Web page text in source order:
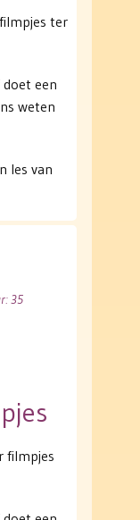
ter
een
weten
les van
35
filmpjes